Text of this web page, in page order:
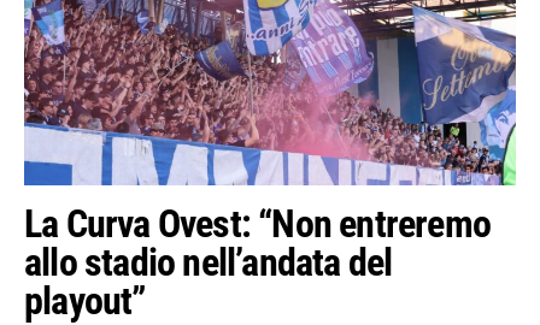
La Curva Ovest: “Non entreremo
allo stadio nell’andata del
playout”